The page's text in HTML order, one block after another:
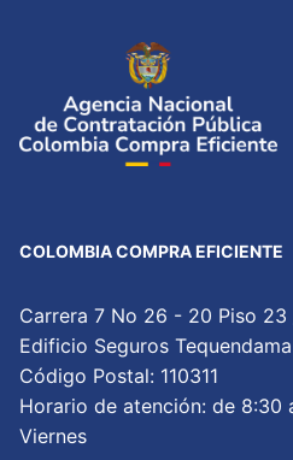
COLOMBIA COMPRA EFICIENTE
Carrera 7 No 26 - 20 Piso
Edificio Seguros
Código Postal: 110311
Horario de atención: de 8:30
Viernes